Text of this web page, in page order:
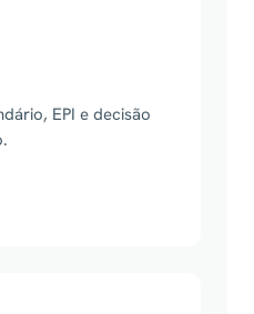
EPI e decisão